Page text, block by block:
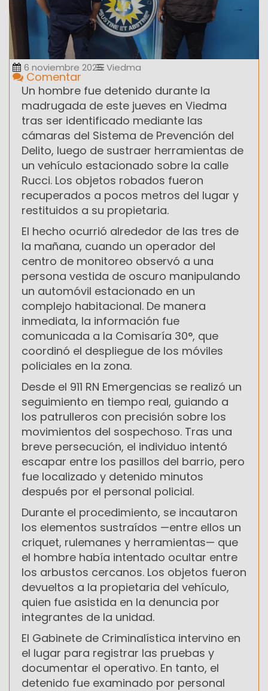
6 noviembre 2025 Viedma
Comentar
Un hombre fue detenido durante la
madrugada de este jueves en Viedma
tras ser identificado mediante las
cámaras del Sistema de Prevención del
Delito, luego de sustraer herramientas de
un vehículo estacionado sobre la calle
Rucci. Los objetos robados fueron
recuperados a pocos metros del lugar y
restituidos a su propietaria.
El hecho ocurrió alrededor de las tres de
la mañana, cuando un operador del
centro de monitoreo observó a una
persona vestida de oscuro manipulando
un automóvil estacionado en un
complejo habitacional. De manera
inmediata, la información fue
comunicada a la Comisaría 30°, que
coordinó el despliegue de los móviles
policiales en la zona.
Desde el 911 RN Emergencias se realizó un
seguimiento en tiempo real, guiando a
los patrulleros con precisión sobre los
movimientos del sospechoso. Tras una
breve persecución, el individuo intentó
escapar entre los pasillos del barrio, pero
fue localizado y detenido minutos
después por el personal policial.
Durante el procedimiento, se incautaron
los elementos sustraídos —entre ellos un
criquet, rulemanes y herramientas— que
el hombre había intentado ocultar entre
los arbustos cercanos. Los objetos fueron
devueltos a la propietaria del vehículo,
quien fue asistida en la denuncia por
integrantes de la unidad.
El Gabinete de Criminalística intervino en
el lugar para registrar las pruebas y
documentar el operativo. En tanto, el
detenido fue examinado por personal